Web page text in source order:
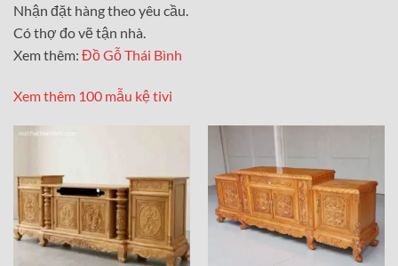
Nhận đặt hàng theo yêu cầu.
Có thợ đo vẽ tận nhà.
Xem thêm: Đồ Gỗ Thái Bình
Xem thêm 100 mẫu kệ tivi